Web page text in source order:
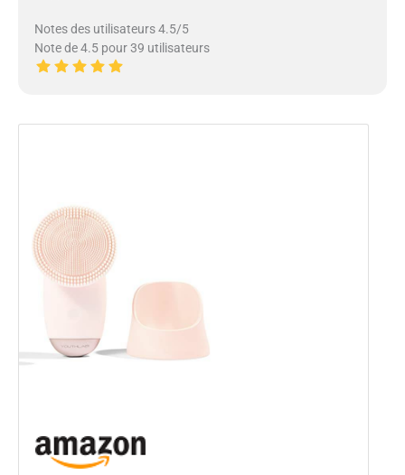
Notes des utilisateurs 4.5/5
Note de 4.5 pour 39 utilisateurs